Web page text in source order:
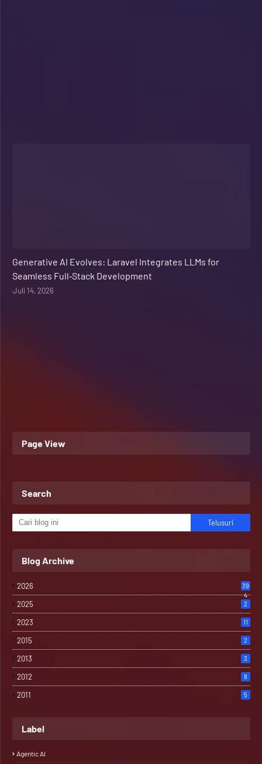
Generative AI Evolves: Laravel Integrates LLMs for
Seamless Full‑Stack Development
Juli 14, 2026
Page View
Search
Blog Archive
2026
39
4
2025 2
2023 11
2015 2
2013 3
2012 8
2011 5
Label
Agentic AI